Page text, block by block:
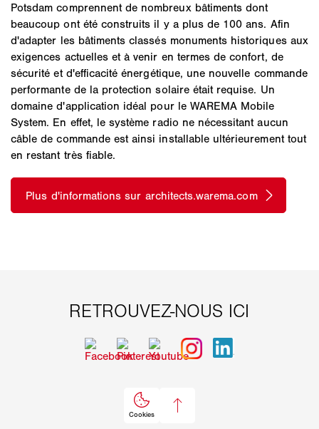
Potsdam comprennent de nombreux bâtiments dont
beaucoup ont été construits il y a plus de 100 ans. Afin
d'adapter les bâtiments classés monuments historiques aux
exigences actuelles et à venir en termes de confort, de
sécurité et d'efficacité énergétique, une nouvelle commande
performante de la protection solaire était requise. Un
domaine d'application idéal pour le WAREMA Mobile
System. En effet, le système radio ne nécessitant aucun
câble de commande est ainsi installable ultérieurement tout
en restant très fiable.